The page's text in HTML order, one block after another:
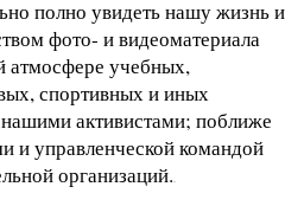
полно увидеть нашу жизнь и
фото- и видеоматериала
атмосфере учебных,
спортивных и иных
активистами; поближе
и управленческой командой
организаций.